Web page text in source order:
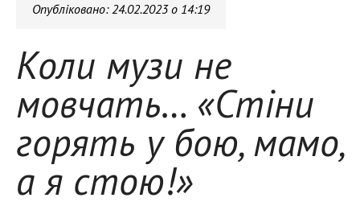
Опубліковано:24.02.2023 о 14:19
Коли музи не
мовчать… «Стіни
горять у бою, мамо,
а я стою!»